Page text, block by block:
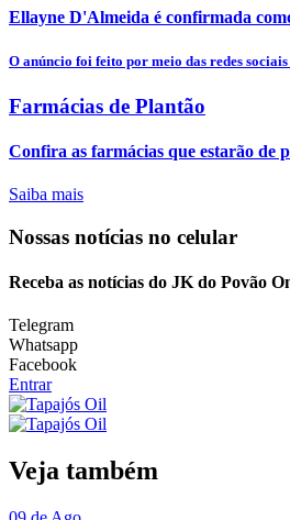
Ellayne D'Almeida é confirmada
O anúncio foi feito por meio das redes
Farmácias de Plantão
Confira as farmácias que estarão de
Saiba mais
Nossas notícias no celular
Receba as notícias do JK do Povão
Telegram
Whatsapp
Facebook
Entrar
Veja também